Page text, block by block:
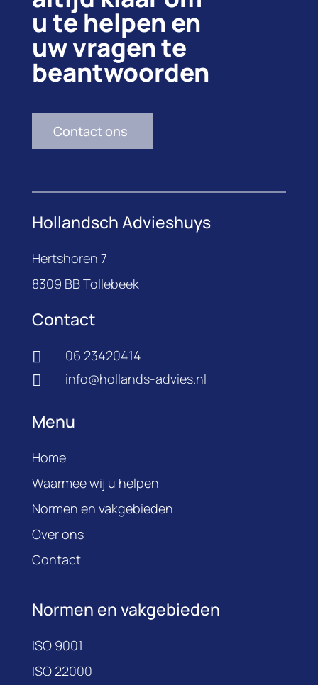
u te helpen en
uw vragen te
beantwoorden
Contact ons
Hollandsch Advieshuys
Hertshoren 7
8309 BB Tollebeek
Contact
06 23420414
 info@hollands-advies.nl
Menu
Home
Waarmee wij u helpen
Normen en vakgebieden
Over ons
Contact
Normen en vakgebieden
ISO 9001
ISO 22000